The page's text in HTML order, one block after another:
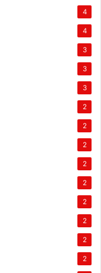
4
4
3
3
3
2
2
2
2
2
2
2
2
2